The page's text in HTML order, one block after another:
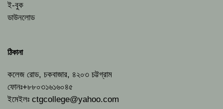
ই-বুক
ডাউনলোড
ঠিকানা
কলেজ রোড, চকবাজার, ৪২০৩ চট্টগ্রাম
ফোনঃ+৮৮০৩১৬১৬০৪৫
ইমেইলঃ ctgcollege@yahoo.com